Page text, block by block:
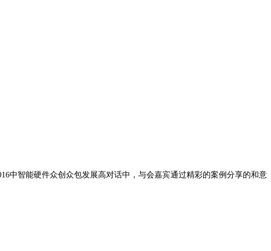
中智能硬件众创众包发展高对话中，与会嘉宾通过精彩的案例分享的和意